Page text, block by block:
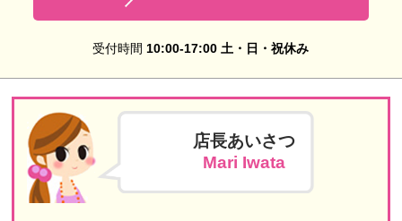
受付時間10:00-17:00 土・日・祝休み
店長あいさつ
Mari Iwata